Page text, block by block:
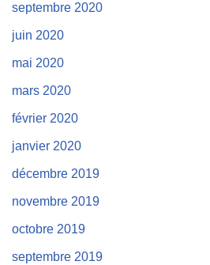
septembre 2020
juin 2020
mai 2020
mars 2020
février 2020
janvier 2020
décembre 2019
novembre 2019
octobre 2019
septembre 2019